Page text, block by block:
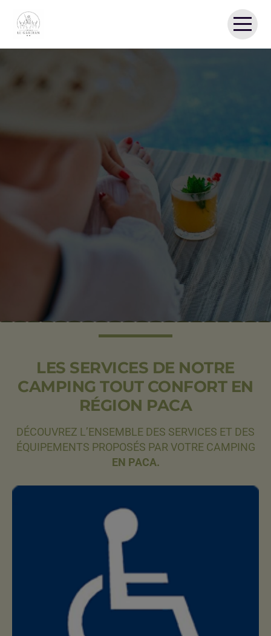
LES SERVICES DE NOTRE
CAMPING TOUT CONFORT EN
RÉGION PACA
DÉCOUVREZ L’ENSEMBLE DES SERVICES ET DES
ÉQUIPEMENTS PROPOSÉS PAR VOTRE CAMPING
EN PACA.